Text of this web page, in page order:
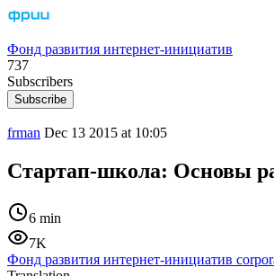
Фонд развития интернет-инициатив
737
Subscribers
Subscribe
frman Dec 13 2015 at 10:05
Стартап-школа: Основы
6 min
7K
Фонд развития интернет-инициатив